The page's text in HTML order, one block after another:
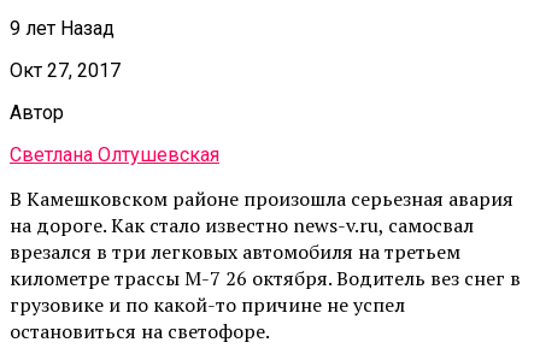
9 лет Назад
Окт 27, 2017
Автор
Светлана Олтушевская
В Камешковском районе произошла серьезная авария
на дороге. Как стало известно news-v.ru, самосвал
врезался в три легковых автомобиля на третьем
километре трассы М-7 26 октября. Водитель вез снег в
грузовике и по какой-то причине не успел
остановиться на светофоре.